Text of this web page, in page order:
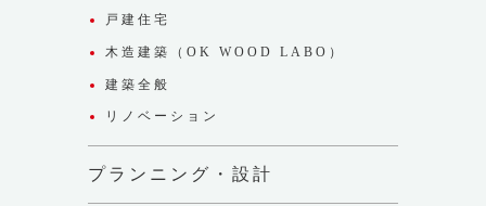
戸建住宅
木造建築（OK WOOD LABO）
建築全般
リノベーション
プランニング・設計